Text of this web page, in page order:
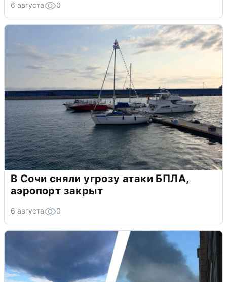
6 августа 0
В Сочи сняли угрозу атаки БПЛА,
аэропорт закрыт
6 августа 0